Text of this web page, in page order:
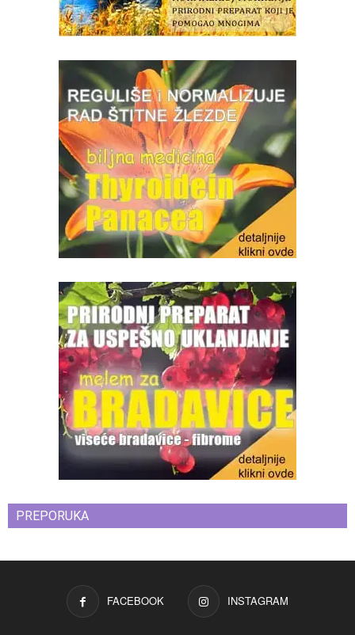
PREPORUKA
FACEBOOK INSTAGRAM